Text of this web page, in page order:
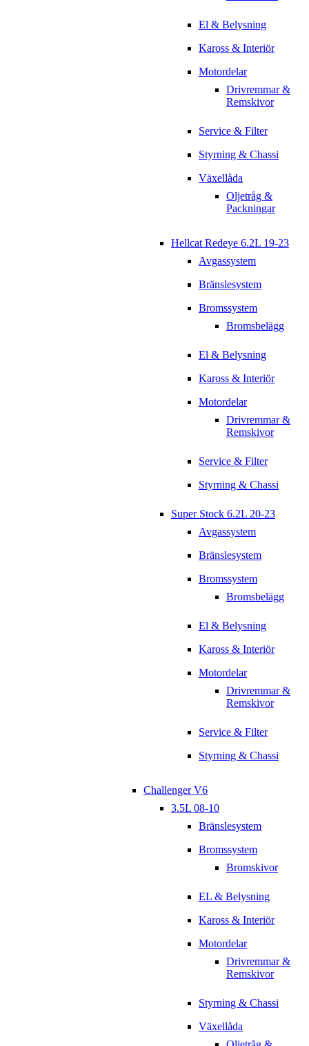
El & Belysning
Kaross & Interiör
Motordelar
Drivremmar &
Remskivor
Service & Filter
Styrning & Chassi
Växellåda
Oljetråg &
Packningar
Hellcat Redeye 6.2L 19-23
Avgassystem
Bränslesystem
Bromssystem
Bromsbelägg
El & Belysning
Kaross & Interiör
Motordelar
Drivremmar &
Remskivor
Service & Filter
Styrning & Chassi
Super Stock 6.2L 20-23
Avgassystem
Bränslesystem
Bromssystem
Bromsbelägg
El & Belysning
Kaross & Interiör
Motordelar
Drivremmar &
Remskivor
Service & Filter
Styrning & Chassi
Challenger V6
3.5L 08-10
Bränslesystem
Bromssystem
Bromskivor
EL & Belysning
Kaross & Interiör
Motordelar
Drivremmar &
Remskivor
Styrning & Chassi
Växellåda